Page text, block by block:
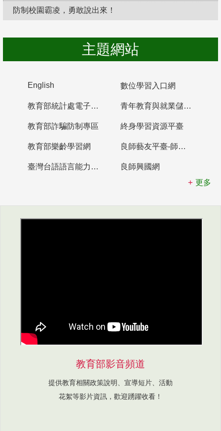
防制校園霸凌，勇敢說出來！
主題網站
English 數位學習入口網
教育部統計處電子書櫃 青年教育與就業儲蓄帳戶
教育部詐騙防制專區 終身學習資源平臺
教育部樂齡學習網 良師藝友平臺-師資培育整合平臺
臺灣台語語言能力認證網站
良師興國網
更多
教育部影音頻道
提供教育相關政策說明、宣導短片、活動
花絮等影片資訊，歡迎踴躍收看！